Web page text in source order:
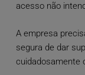
acesso não
A empresa
segura de dar
cuidadosamente